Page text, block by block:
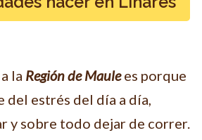
la Regiónde Maulees porque
del estrés del día a día,
y sobre todo dejar de correr.